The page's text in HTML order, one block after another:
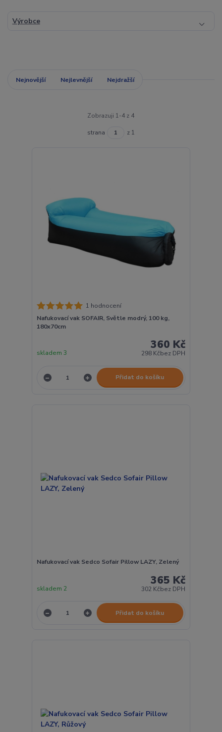
Výrobce
Nejnovější Nejlevnější Nejdražší
Zobrazuji 1-4 z 4
strana z 1
1 hodnocení
Nafukovací vak SOFAIR, Světle modrý, 100 kg,
180x70cm
360 Kč
298 Kčbez DPH
skladem 3
Přidat do košíku
Nafukovací vak Sedco Sofair Pillow LAZY, Zelený
365 Kč
302 Kčbez DPH
skladem 2
Přidat do košíku